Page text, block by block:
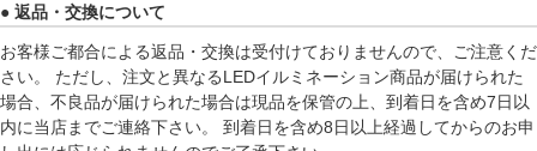
● 返品・交換について
お客様ご都合による返品・交換は受付けておりませんので、ご注意くだ
さい。 ただし、注文と異なるLEDイルミネーション商品が届けられた
場合、不良品が届けられた場合は現品を保管の上、到着日を含め7日以
内に当店までご連絡下さい。 到着日を含め8日以上経過してからのお申